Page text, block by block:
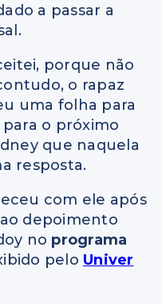
a passar a
porque não
o rapaz
uma folha para
o próximo
que naquela
resposta.
com ele após
depoimento
no programa
pelo Univer